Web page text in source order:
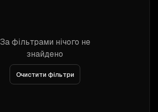
За фільтрами нічого не
знайдено
Очистити фільтри